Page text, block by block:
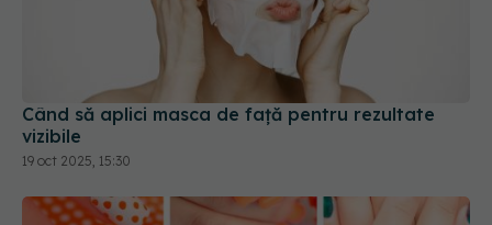
Când să aplici masca de față pentru rezultate
vizibile
19 oct 2025, 15:30